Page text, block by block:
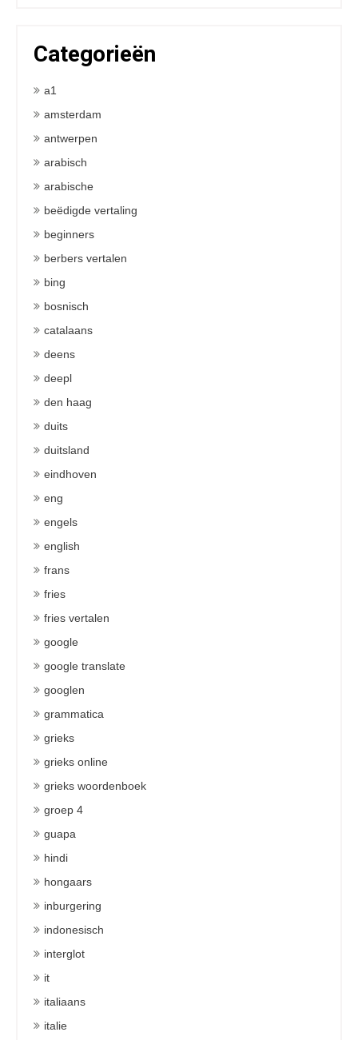
Categorieën
a1
amsterdam
antwerpen
arabisch
arabische
beëdigde vertaling
beginners
berbers vertalen
bing
bosnisch
catalaans
deens
deepl
den haag
duits
duitsland
eindhoven
eng
engels
english
frans
fries
fries vertalen
google
google translate
googlen
grammatica
grieks
grieks online
grieks woordenboek
groep 4
guapa
hindi
hongaars
inburgering
indonesisch
interglot
it
italiaans
italie